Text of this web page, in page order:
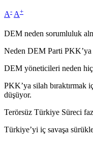
A- A+
DEM neden sorumluluk
Neden DEM Parti PKK’ya
DEM yöneticileri neden
PKK’ya silah
düşüyor.
Terörsüz Türkiye Süreci
Türkiye’yi iç savaşa